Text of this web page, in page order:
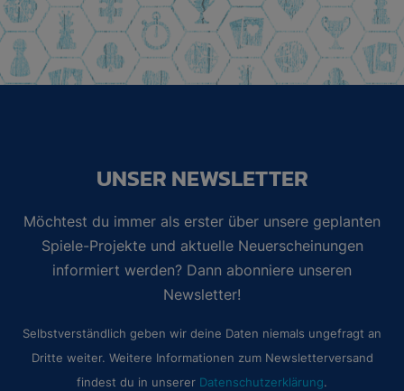
UNSER NEWSLETTER
Möchtest du immer als erster über unsere geplanten
Spiele-Projekte und aktuelle Neuerscheinungen
informiert werden? Dann abonniere unseren
Newsletter!
Selbstverständlich geben wir deine Daten niemals ungefragt an
Dritte weiter. Weitere Informationen zum Newsletterversand
findest du in unserer Datenschutzerklärung.